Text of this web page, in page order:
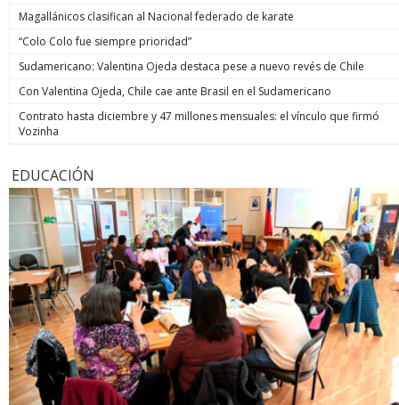
Magallánicos clasifican al Nacional federado de karate
“Colo Colo fue siempre prioridad”
Sudamericano: Valentina Ojeda destaca pese a nuevo revés de Chile
Con Valentina Ojeda, Chile cae ante Brasil en el Sudamericano
Contrato hasta diciembre y 47 millones mensuales: el vínculo que firmó
Vozinha
EDUCACIÓN